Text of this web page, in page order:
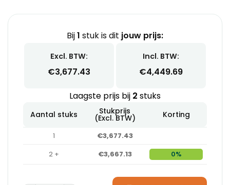
Bij1 stuk is dit jouw prijs:
Excl. BTW:
€3,677.43
Incl. BTW:
€4,449.69
Laagste prijs bij 2 stuks
Aantal stuks Stukprijs
(Excl. BTW) Korting
1
€3,677.43
2 +
€3,667.13 0%